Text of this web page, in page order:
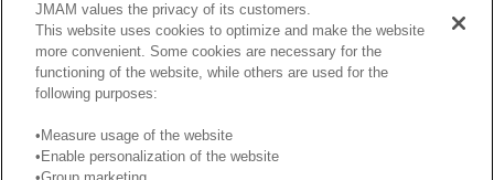
サイト利用規約
JMAM values the privacy of its customers.
This website uses cookies to optimize and make the website
more convenient. Some cookies are necessary for the
functioning of the website, while others are used for the
following purposes:
•Measure usage of the website
•Enable personalization of the website